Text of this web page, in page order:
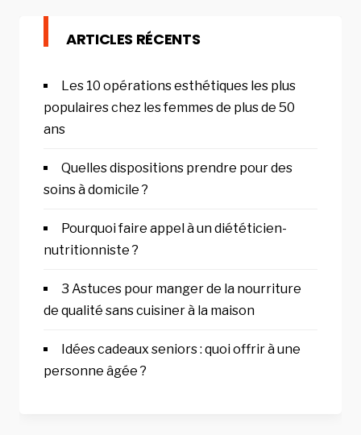
ARTICLES RÉCENTS
Les 10 opérations esthétiques les plus
populaires chez les femmes de plus de 50
ans
Quelles dispositions prendre pour des
soins à domicile ?
Pourquoi faire appel à un diététicien-
nutritionniste ?
3 Astuces pour manger de la nourriture
de qualité sans cuisiner à la maison
Idées cadeaux seniors : quoi offrir à une
personne âgée ?